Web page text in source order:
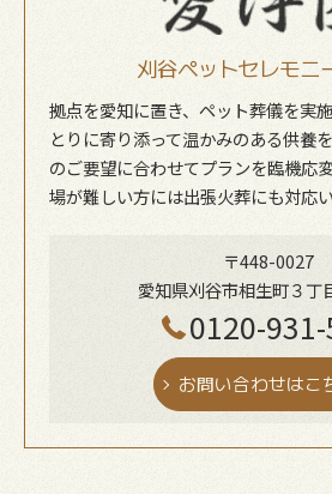
刈谷ペットセレモニ
拠点を愛知に置き、ペット葬儀を実
とりに寄り添って温かみのある供養
のご要望に合わせてプランを臨機応
場が難しい方には出張火葬にも対応い
〒448-0027
愛知県刈谷市相生町３丁
0120-
お問い合わせはこ